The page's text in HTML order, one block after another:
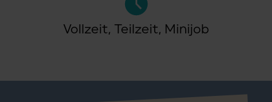
Vollzeit, Teilzeit, Minijob